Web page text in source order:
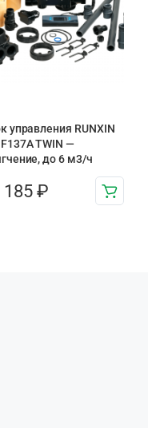
управления RUNXIN
TWIN —
до 6 м3/ч
185₽